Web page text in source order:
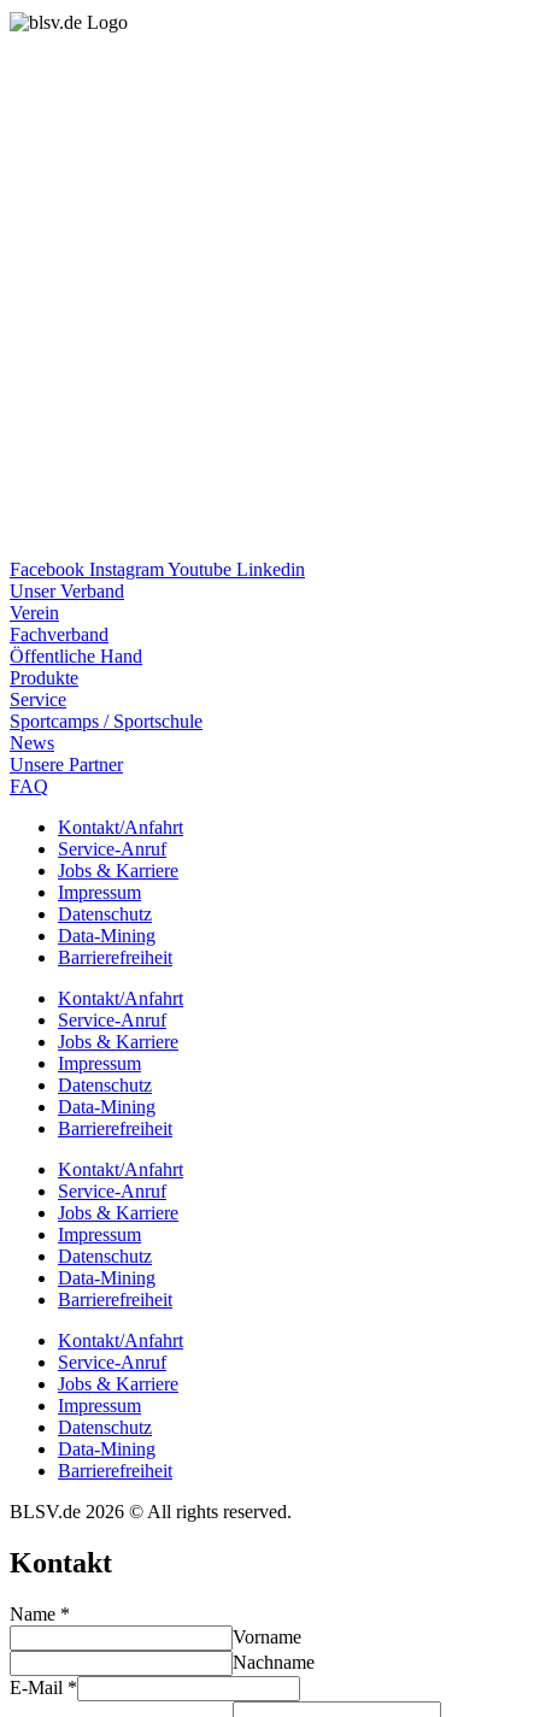
Facebook InstagramYoutube Linkedin
Unser Verband
Verein
Fach­ver­band
Öffent­li­che Hand
Produkte
Service
Sport­camps / Sportschule
News
Unsere Part­ner
FAQ
Kontakt/​​Anfahrt
Service-Anruf
Jobs & Karriere
Impres­sum
Daten­schutz
Data-Mining
Barrie­re­frei­heit
Kontakt/​​Anfahrt
Service-Anruf
Jobs & Karriere
Impres­sum
Daten­schutz
Data-Mining
Barrie­re­frei­heit
Kontakt/​​Anfahrt
Service-Anruf
Jobs & Karriere
Impres­sum
Daten­schutz
Data-Mining
Barrie­re­frei­heit
Kontakt/​​Anfahrt
Service-Anruf
Jobs & Karriere
Impres­sum
Daten­schutz
Data-Mining
Barrie­re­frei­heit
BLSV.de 2026 © All rights reserved.
Kontakt
Name *
Vorname
Nachname
E-Mail *